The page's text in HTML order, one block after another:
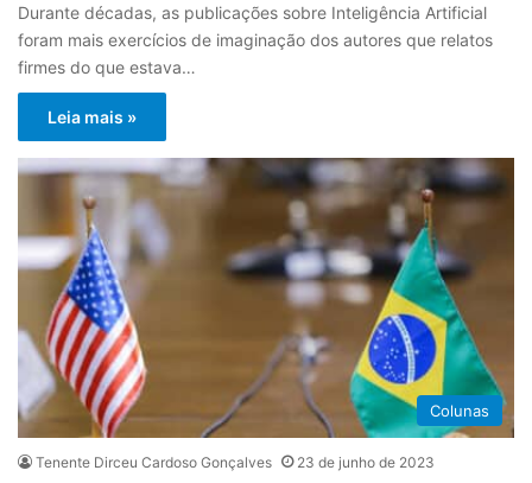
Durante décadas, as publicações sobre Inteligência Artificial
foram mais exercícios de imaginação dos autores que relatos
firmes do que estava…
Leia mais »
Colunas
Tenente Dirceu Cardoso Gonçalves 23 de junho de 2023